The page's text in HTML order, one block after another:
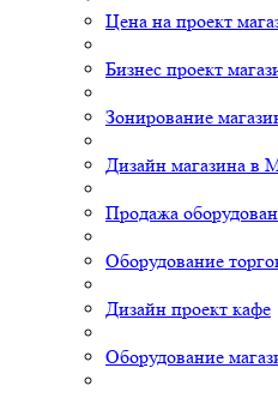
Цена на проект
Бизнес проект
Зонирование
Дизайн магазина в
Продажа
Оборудование
Дизайн проект кафе
Оборудование